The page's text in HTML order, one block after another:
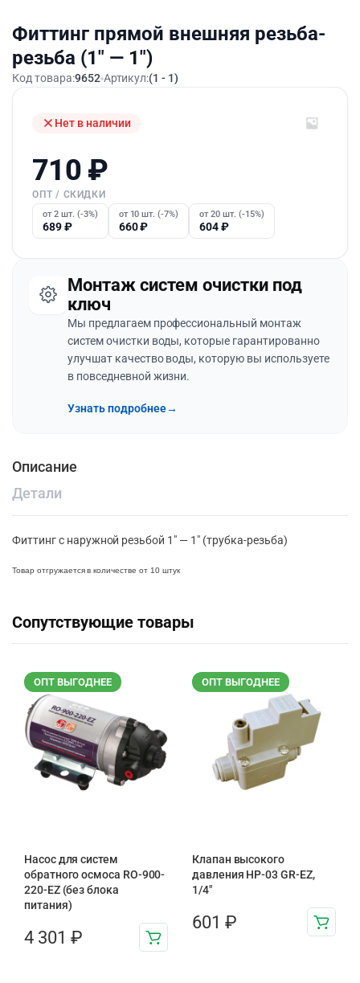
Фиттинг прямой внешняя резьба-
резьба (1" — 1")
Код товара:9652 Артикул:(1 - 1)
Нет в наличии
710 ₽
ОПТ / СКИДКИ
от 2 шт. (-3%)
689₽
от 10 шт. (-7%)
660₽
от 20 шт. (-15%)
604₽
Монтаж систем очистки под
ключ
Мы предлагаем профессиональный монтаж
систем очистки воды, которые гарантированно
улучшат качество воды, которую вы используете
в повседневной жизни.
Узнать подробнее→
Описание
Детали
Фиттинг с наружной резьбой 1″ — 1″ (трубка-резьба)
Товар отгружается в количестве от 10 штук
Сопутствующие товары
ОПТ ВЫГОДНЕЕ
Насос для систем
обратного осмоса RO-900-
220-EZ (без блока
питания)
4 301 ₽
ОПТ ВЫГОДНЕЕ
Клапан высокого
давления HP-03 GR-EZ,
1/4"
601 ₽